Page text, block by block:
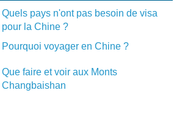
Quels pays n'ont pas besoin de visa
pour la Chine ?
Pourquoi voyager en Chine ?
Que faire et voir aux Monts
Changbaishan